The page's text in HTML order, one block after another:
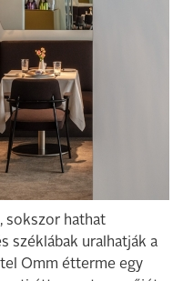
sokszor hathat
széklábak uralhatják a
Omm étterme egy